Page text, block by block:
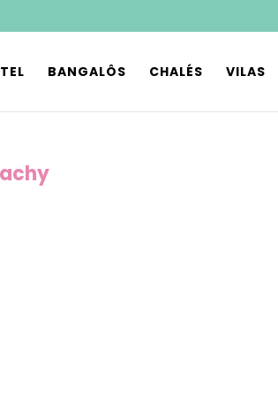
BANGALÔS CHALÉS VILAS